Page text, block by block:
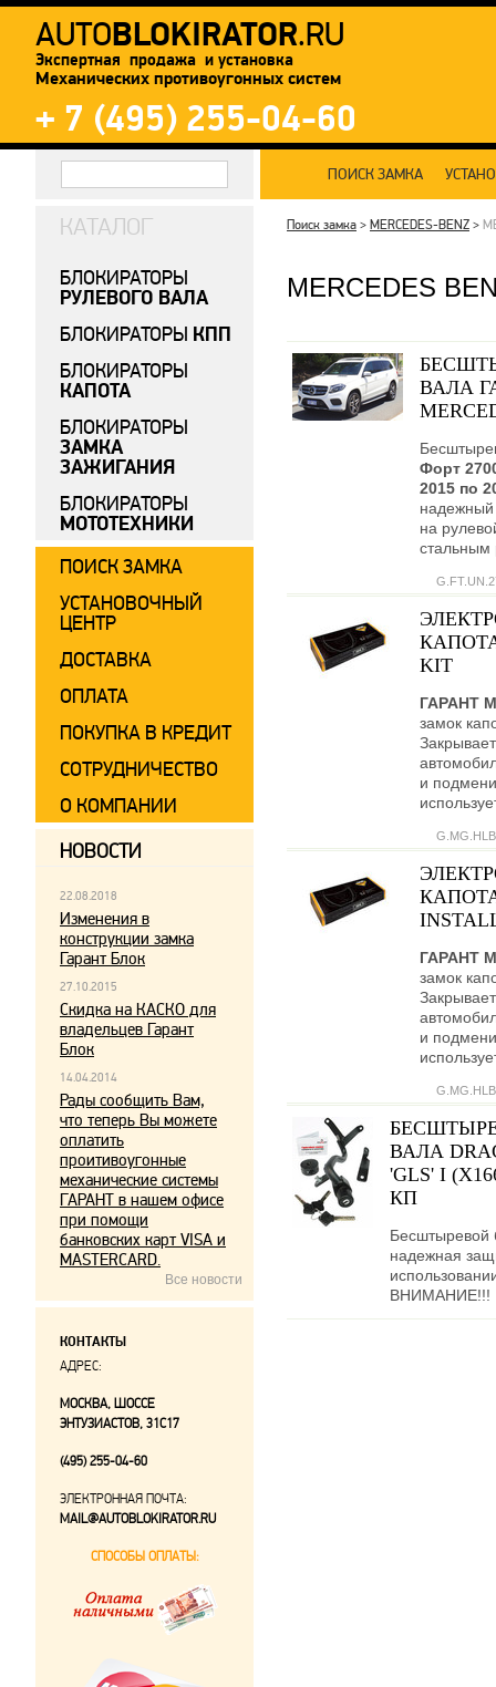
AUTOBLOKIRATOR.RU
Экспертная продажа и установка
Механических противоугонных систем
+ 7 (495) 255-04-60
ПОИСК ЗАМКА
Поиск замка > MERCEDES-BENZ >
MERCEDES
ВАЛА
Форт
2015 по
надежный
на
стальным
KIT
ГАРАНТ
замок
и
ГАРАНТ
замок
и
ВАЛА
'GLS' I
КП
Бесштыревой
надежная
ВНИМАНИЕ!!!
КАТАЛОГ
БЛОКИРАТОРЫ
РУЛЕВОГО ВАЛА
БЛОКИРАТОРЫ КПП
БЛОКИРАТОРЫ
КАПОТА
БЛОКИРАТОРЫ
ЗАМКА
ЗАЖИГАНИЯ
БЛОКИРАТОРЫ
МОТОТЕХНИКИ
ПОИСК ЗАМКА
УСТАНОВОЧНЫЙ
ЦЕНТР
ДОСТАВКА
ОПЛАТА
ПОКУПКА В КРЕДИТ
СОТРУДНИЧЕСТВО
О КОМПАНИИ
НОВОСТИ
22.08.2018
Изменения в
конструкции замка
Гарант Блок
27.10.2015
Скидка на КАСКО для
владельцев Гарант
Блок
14.04.2014
Рады сообщить Вам,
что теперь Вы можете
оплатить
проитивоугонные
механические системы
ГАРАНТ в нашем офисе
при помощи
банковских карт VISA и
MASTERCARD.
Все новости
КОНТАКТЫ
АДРЕС:
МОСКВА, ШОССЕ
ЭНТУЗИАСТОВ, 31С17
(495) 255-04-60
ЭЛЕКТРОННАЯ ПОЧТА:
MAIL@AUTOBLOKIRATOR.RU
СПОСОБЫ ОПЛАТЫ: